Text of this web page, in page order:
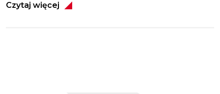
Czytaj więcej